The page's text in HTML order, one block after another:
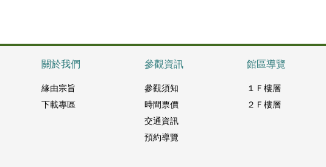
關於我們
緣由宗旨
下載專區
參觀資訊
參觀須知
時間票價
交通資訊
預約導覽
館區導覽
１Ｆ樓層
２Ｆ樓層